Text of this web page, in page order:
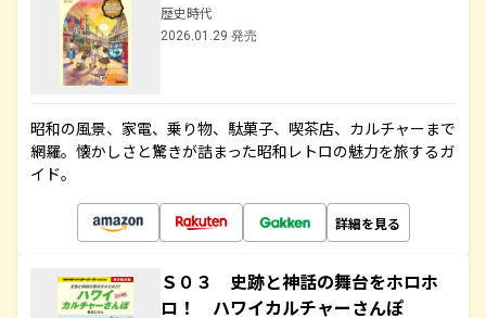
歴史時代
2026.01.29 発売
昭和の風景、家電、乗り物、駄菓子、喫茶店、カルチャーまで
網羅。懐かしさと驚きが詰まった昭和レトロの魅力を旅するガ
イド。
詳細を見る
Ｓ０３ 史跡と神話の舞台をホロホ
ロ！ ハワイカルチャーさんぽ